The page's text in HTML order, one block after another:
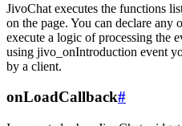
JivoChat executes the functions
on the page. You can declare any
execute a logic of processing the
using jivo_onIntroduction event
by a client.
onLoadCallback#